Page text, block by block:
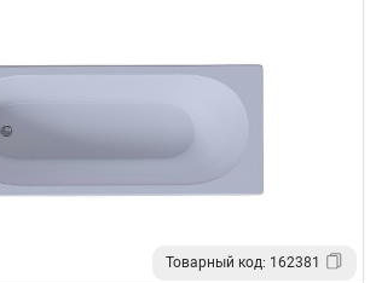
Товарный код: 162381